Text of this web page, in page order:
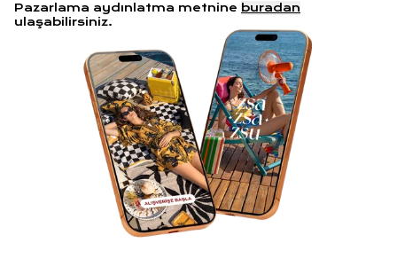
Pazarlama aydınlatma metnine buradan
ulaşabilirsiniz.